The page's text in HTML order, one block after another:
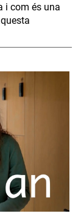
i com és una